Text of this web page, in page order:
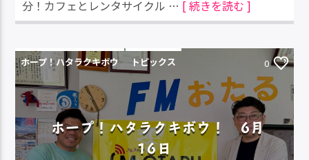
分！カフェとレンタサイクル … [ 続きを読む ]
ホープ！ハタラクキボウ トピックス 0
ホープ！ハタラクキボウ！ 6月
16日